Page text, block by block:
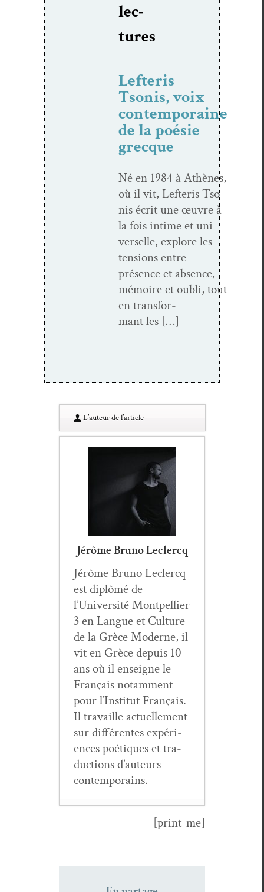
lec­
tures
Lefteris
Tsonis, voix
contemporaine
de la poésie
grecque
Né en 1984 à Athènes,
où il vit, Lef­t­eris Tso­
nis écrit une œuvre à
la fois intime et uni­
verselle, explore les
ten­sions entre
présence et absence,
mémoire et oubli, tout
en trans­for­
mant les […]
L’au­teur de l’article
Jérôme Bruno Leclercq
Jérôme Bruno Lecler­cq
est diplômé de
l’Université Mont­pel­li­er
3 en Langue et Cul­ture
de la Grèce Mod­erne, il
vit en Grèce depuis 10
ans où il enseigne le
Français notam­ment
pour l’Institut Français.
Il tra­vaille actuelle­ment
sur dif­férentes expéri­
ences poé­tiques et tra­
duc­tions d’auteurs
contemporains.
Lef­t­eris Tso­[print-me]